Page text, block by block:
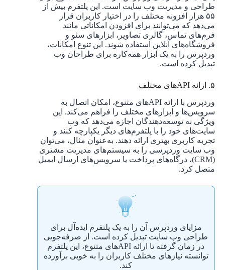
طراحی و مدیریت وب سایت است. این پلتفرم بیش از
۵۵ هزار افزونه مختلف را در اختیار کاربران قرار
می‌دهد که می‌توانند برای افزودن امکاناتی مانند
فرم‌های تماس، گالری تصاویر، ابزارهای سئو و
فروشگاه‌های آنلاین استفاده شوند. این تنوع امکانات،
وردپرس را به یک ابزار همه‌کاره برای طراحان وب
تبدیل کرده است.
۵. ارائه APIهای مختلف
وردپرس با ارائه APIهای متنوع، امکان اتصال به
سرویس‌ها و ابزارهای مختلف را فراهم می‌کند. این
ویژگی به توسعه‌دهندگان اجازه می‌دهد که وب
سایت‌های خود را با پلتفرم‌های دیگر یکپارچه کنند و
تجربه کاربری بهتری ارائه دهند. به‌عنوان مثال، می‌توان
وب سایت وردپرسی را به سیستم‌های مدیریت مشتری
(CRM)، درگاه‌های پرداخت یا سرویس‌های ارسال ایمیل
متصل کرد.
مزایای وردپرس آن را به یک پلتفرم ایده‌آل برای
طراحی وب سایت تبدیل کرده است. از صرفه‌جویی
در زمان گرفته تا ارائه APIهای متنوع، این پلتفرم
توانسته نیازهای مختلف کاربران را به خوبی برآورده
کند.